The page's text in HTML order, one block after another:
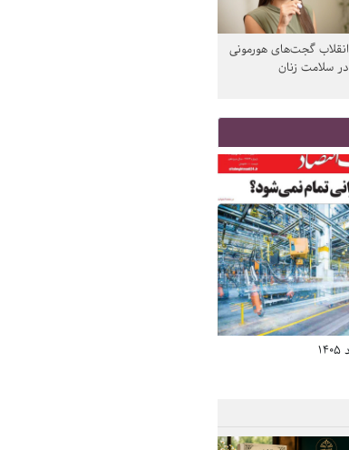
انقلاب گجت‌های هورمونی
در سلامت زنان